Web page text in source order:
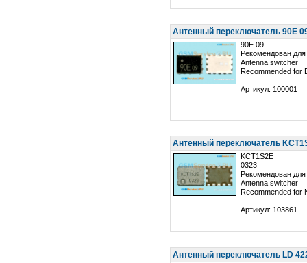
Антенный переключатель 90E
90E 09
Рекомендован
Antenna switcher
Recommended for
Артикул: 100001
Антенный переключатель
KCT1S2E
0323
Рекомендован
Antenna switcher
Recommended for
Артикул: 103861
Антенный переключатель LD